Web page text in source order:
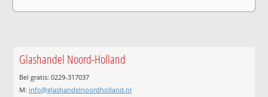
Glashandel Noord-Holland
Bel gratis: 0229-317037
M: info@glashandelnoordholland.nl